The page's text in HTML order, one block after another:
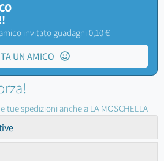
invitato guadagni 0,10 €
UN AMICO
tue spedizioni anche a LA MOSCHELLA